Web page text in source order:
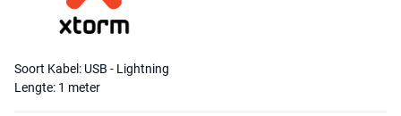
Soort Kabel: USB - Lightning
Lengte: 1 meter